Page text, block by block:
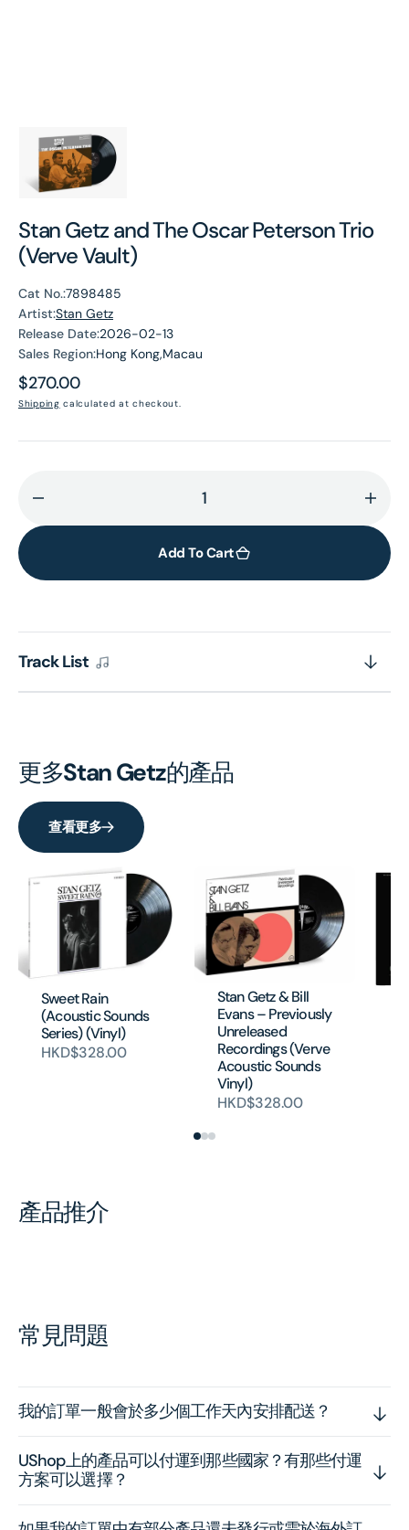
Stan Getz and The Oscar Peterson Trio
(Verve Vault)
Cat No.:7898485
Artist:Stan Getz
Release Date:2026-02-13
Sales Region:Hong Kong,Macau
Regular
price
$270.00
Shipping calculated at checkout.
quantity
Stan
The
Oscar
for
Stan
The
Add To Cart
Track List
更多Stan Getz的產品
查看更多
Sweet Rain
(Acoustic Sounds
Series) (Vinyl)
HKD$328.00
Stan Getz & Bill
Evans – Previously
Unreleased
Recordings (Verve
Acoustic Sounds
Vinyl)
HKD$328.00
產品推介
常見問題
我的訂單一般會於多少個工作天內安排配送？
UShop上的產品可以付運到那些國家？有那些付運
方案可以選擇？